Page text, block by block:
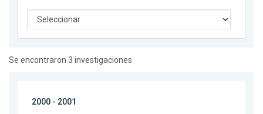
Se encontraron 3 investigaciones
2000 - 2001